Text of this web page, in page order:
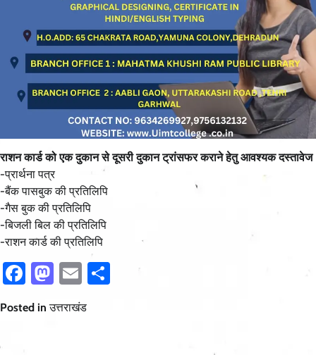
राशन कार्ड को एक दुकान से दूसरी दुकान ट्रांसफर कराने हेतु आवश्यक दस्तावेज
-प्रार्थना पत्र
-बैंक पासबुक की प्रतिलिपि
-गैस बुक की प्रतिलिपि
-बिजली बिल की प्रतिलिपि
-राशन कार्ड की प्रतिलिपि
Facebook
Mastodon
EmailShare
Posted inउत्तराखंड